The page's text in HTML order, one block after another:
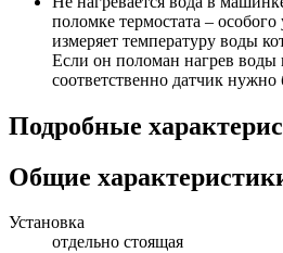
поломке термостата – особого
измеряет температуру воды
Если он поломан нагрев воды
соответственно датчик нужно
Подробные
Общие
Установка
отдельно стоящая